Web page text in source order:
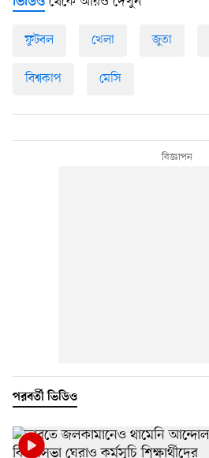
ফুটবল খেলা জুতা
বিশ্বকাপ মেসি
পরবর্তী ভিডিও